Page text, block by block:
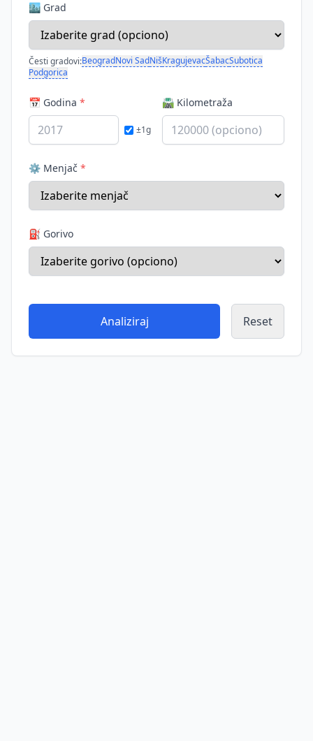
🏙️ Grad
Česti gradovi:BeogradNovi SadNišKragujevacŠabacSubotica
Podgorica
📅 Godina *
±1g
🛣️ Kilometraža
⚙️ Menjač *
⛽ Gorivo
Analiziraj Reset